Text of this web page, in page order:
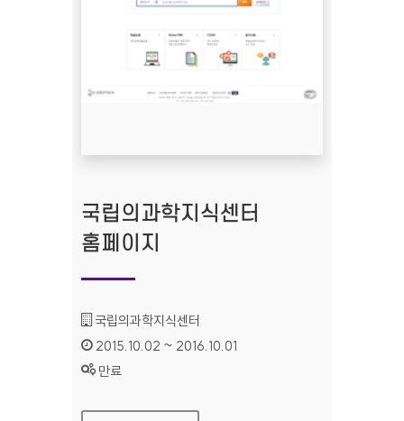
국립의과학지식센터
홈페이지
기관명 :
국립의과학지식센터
인증기간 :
2015.10.02 ~ 2016.10.01
상태 :
만료